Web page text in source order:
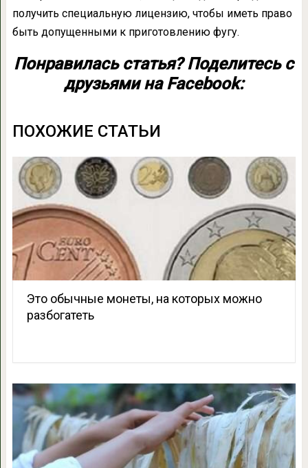
получить специальную лицензию, чтобы иметь право
быть допущенными к приготовлению фугу.
Понравилась статья? Поделитесь с
друзьями на Facebook:
ПОХОЖИЕ СТАТЬИ
Это обычные монеты, на которых можно
разбогатеть